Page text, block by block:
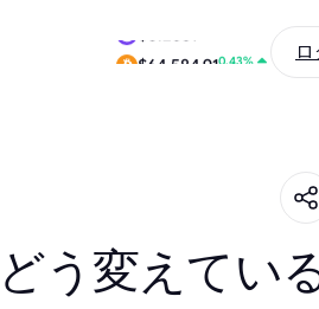
$0.2589
う変えてい